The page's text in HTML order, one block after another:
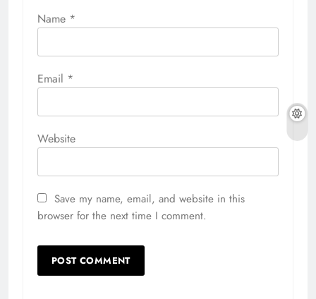
Name *
Email *
Website
Save my name, email, and website in this
browser for the next time I comment.